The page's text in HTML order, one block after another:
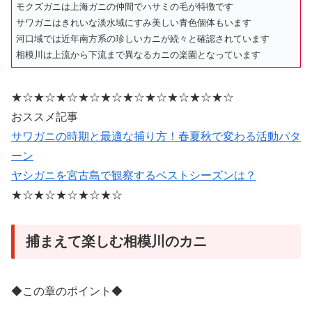
モクズガニは上海ガニの仲間でハサミの毛が特徴です
サワガニはきれいな淡水域にすみ美しい青色個体もいます
河口域では近年南方系の珍しいカニが続々と確認されています
相模川は上流から下流まで異なるカニの楽園となっています
★☆★☆★☆★☆★☆★☆★☆★☆★☆★☆
おススメ記事
サワガニの時期と最適な捕り方！春夏秋で変わる活動パタ
ーン
ヤシガニを宮古島で観察するベストシーズンは？
★☆★☆★☆★☆★☆
捕まえて楽しむ相模川のカニ
◆この章のポイント◆